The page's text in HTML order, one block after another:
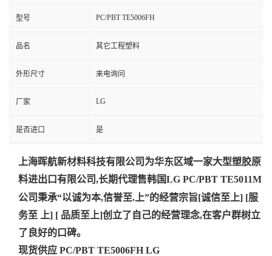
型号 PC/PBT TE5006FH
品名 其它工程塑料
外形尺寸 来电询问
厂家 LG
是否进口 是
上海晖航新材料科技有限公司为华东区域一家大型塑胶原
料进出口有限公司,长期代理售韩国LG PC/PBT TE5011M
公司秉承“以诚为本,信誉至.上”的经营宗旨[诚信至上] [服
务至 上] [ 品质至上]创立了自己的经营理念,在客户群树立
了良好的口碑。
现货供应 PC/PBT TE5006FH LG